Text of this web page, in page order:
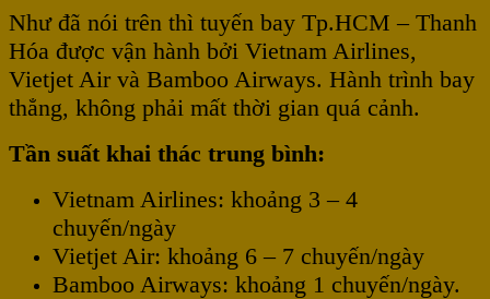
Như đã nói trên thì tuyến bay Tp.HCM – Thanh
Hóa được vận hành bởi Vietnam Airlines,
Vietjet Air và Bamboo Airways. Hành trình bay
thẳng, không phải mất thời gian quá cảnh.
Tần suất khai thác trung bình:
Vietnam Airlines: khoảng 3 – 4
chuyến/ngày
Vietjet Air: khoảng 6 – 7 chuyến/ngày
Bamboo Airways: khoảng 1 chuyến/ngày.